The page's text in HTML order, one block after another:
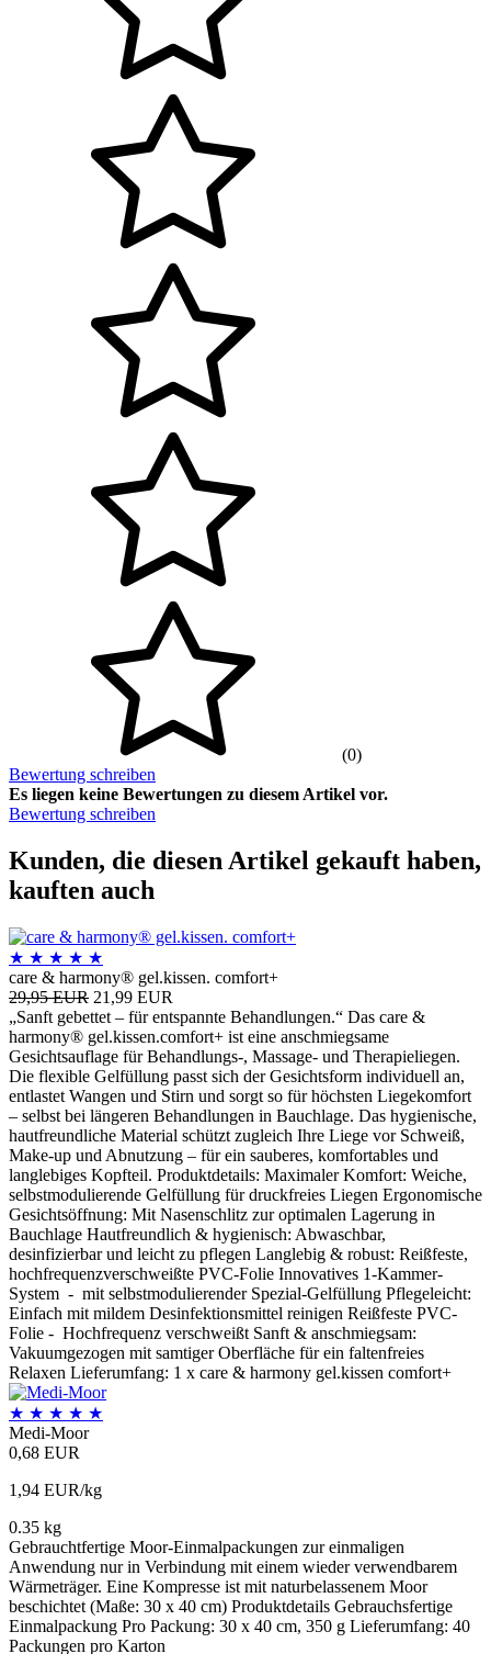
(0)
Bewertung schreiben
Es liegen keine Bewertungen zu diesem Artikel vor.
Bewertung schreiben
Kunden, die diesen Artikel gekauft haben,
kauften auch
★ ★ ★ ★ ★
care & harmony® gel.kissen. comfort+
29,95 EUR 21,99 EUR
„Sanft gebettet – für entspannte Behandlungen.“ Das care &
harmony® gel.kissen.comfort+ ist eine anschmiegsame
Gesichtsauflage für Behandlungs-, Massage- und Therapieliegen.
Die flexible Gelfüllung passt sich der Gesichtsform individuell an,
entlastet Wangen und Stirn und sorgt so für höchsten Liegekomfort
– selbst bei längeren Behandlungen in Bauchlage. Das hygienische,
hautfreundliche Material schützt zugleich Ihre Liege vor Schweiß,
Make-up und Abnutzung – für ein sauberes, komfortables und
langlebiges Kopfteil. Produktdetails: Maximaler Komfort: Weiche,
selbstmodulierende Gelfüllung für druckfreies Liegen Ergonomische
Gesichtsöffnung: Mit Nasenschlitz zur optimalen Lagerung in
Bauchlage Hautfreundlich & hygienisch: Abwaschbar,
desinfizierbar und leicht zu pflegen Langlebig & robust: Reißfeste,
hochfrequenzverschweißte PVC-Folie Innovatives 1-Kammer-
System - mit selbstmodulierender Spezial-Gelfüllung Pflegeleicht:
Einfach mit mildem Desinfektionsmittel reinigen Reißfeste PVC-
Folie - Hochfrequenz verschweißt Sanft & anschmiegsam:
Vakuumgezogen mit samtiger Oberfläche für ein faltenfreies
Relaxen Lieferumfang: 1 x care & harmony gel.kissen comfort+
★ ★ ★ ★ ★
Medi-Moor
0,68 EUR
1,94 EUR/kg
0.35 kg
Gebrauchtfertige Moor-Einmalpackungen zur einmaligen
Anwendung nur in Verbindung mit einem wieder verwendbarem
Wärmeträger. Eine Kompresse ist mit naturbelassenem Moor
beschichtet (Maße: 30 x 40 cm) Produktdetails Gebrauchsfertige
Einmalpackung Pro Packung: 30 x 40 cm, 350 g Lieferumfang: 40
Packungen pro Karton